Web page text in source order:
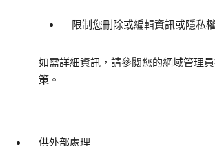
限制您刪除或編輯資訊或隱私
如需詳細資訊，請參閱您的網域管理
策。
供外部處理